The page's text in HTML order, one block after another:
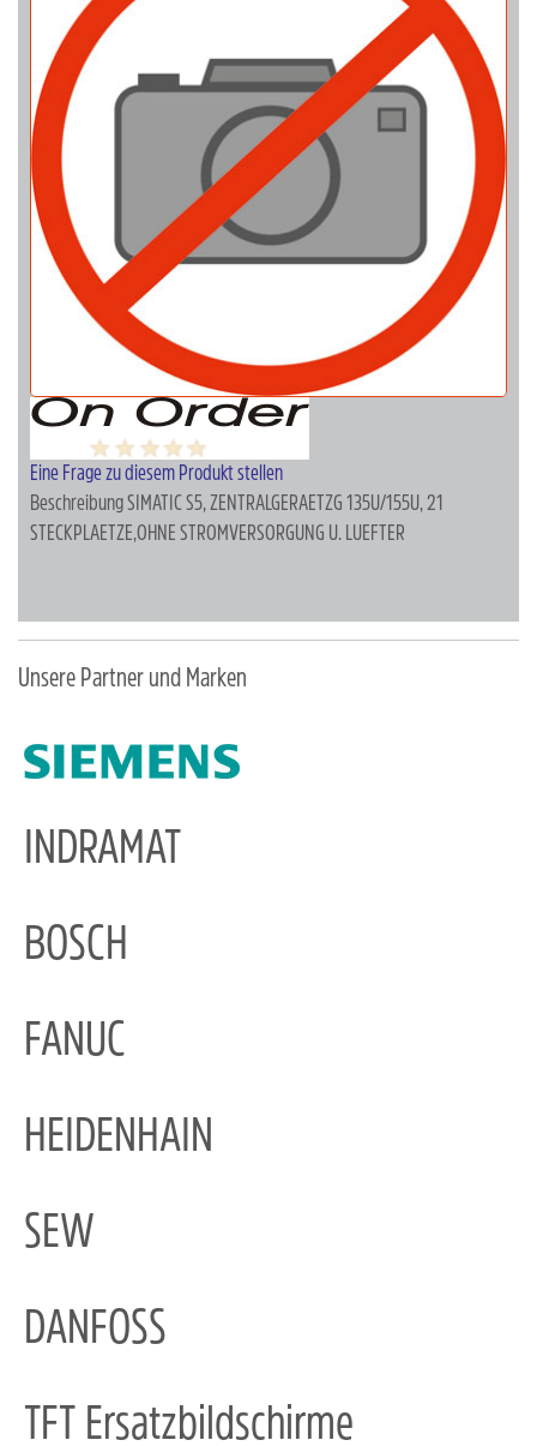
Eine Frage zu diesem Produkt stellen
BeschreibungSIMATIC S5, ZENTRALGERAETZG 135U/155U, 21
STECKPLAETZE,OHNE STROMVERSORGUNG U. LUEFTER
Unsere Partner und Marken
INDRAMAT
BOSCH
FANUC
HEIDENHAIN
SEW
DANFOSS
TFT Ersatzbildschirme